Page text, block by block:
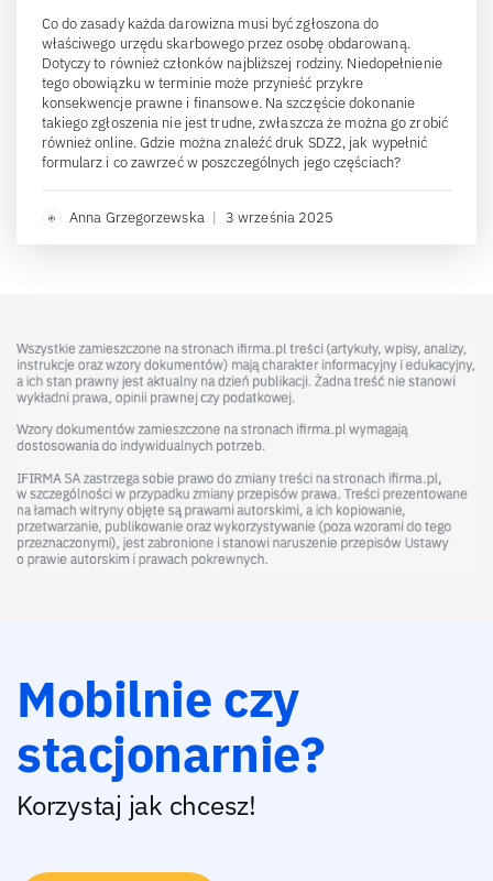
Co do zasady każda darowizna musi być zgłoszona do
właściwego urzędu skarbowego przez osobę obdarowaną.
Dotyczy to również członków najbliższej rodziny. Niedopełnienie
tego obowiązku w terminie może przynieść przykre
konsekwencje prawne i finansowe. Na szczęście dokonanie
takiego zgłoszenia nie jest trudne, zwłaszcza że można go zrobić
również online. Gdzie można znaleźć druk SDZ2, jak wypełnić
formularz i co zawrzeć w poszczególnych jego częściach?
Anna Grzegorzewska | 3 września 2025
Mobilnie czy
stacjonarnie?
Korzystaj jak chcesz!